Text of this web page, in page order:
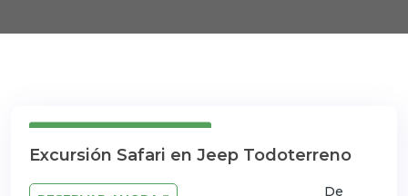
Excursión Safari en Jeep Todoterreno
De